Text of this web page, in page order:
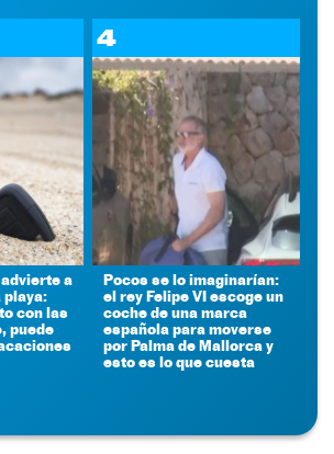
a
playa:
con las
puede
4
Pocos se lo imaginarían:
el rey Felipe VI escoge un
coche de una marca
española para moverse
por Palma de Mallorca y
esto es lo que cuesta